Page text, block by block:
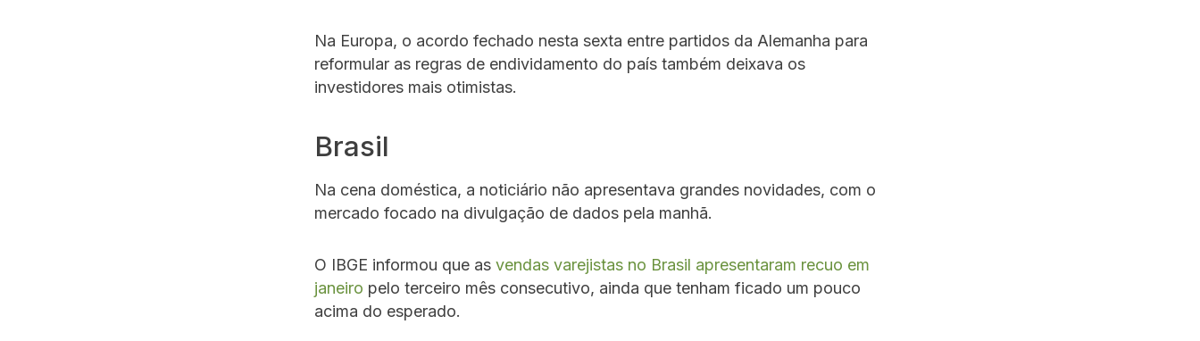
Na Europa, o acordo fechado nesta sexta entre partidos da Alemanha para
reformular as regras de endividamento do país também deixava os
investidores mais otimistas.
Brasil
Na cena doméstica, a noticiário não apresentava grandes novidades, com o
mercado focado na divulgação de dados pela manhã.
O IBGE informou que as vendas varejistas no Brasil apresentaram recuo em
janeiro pelo terceiro mês consecutivo, ainda que tenham ficado um pouco
acima do esperado.